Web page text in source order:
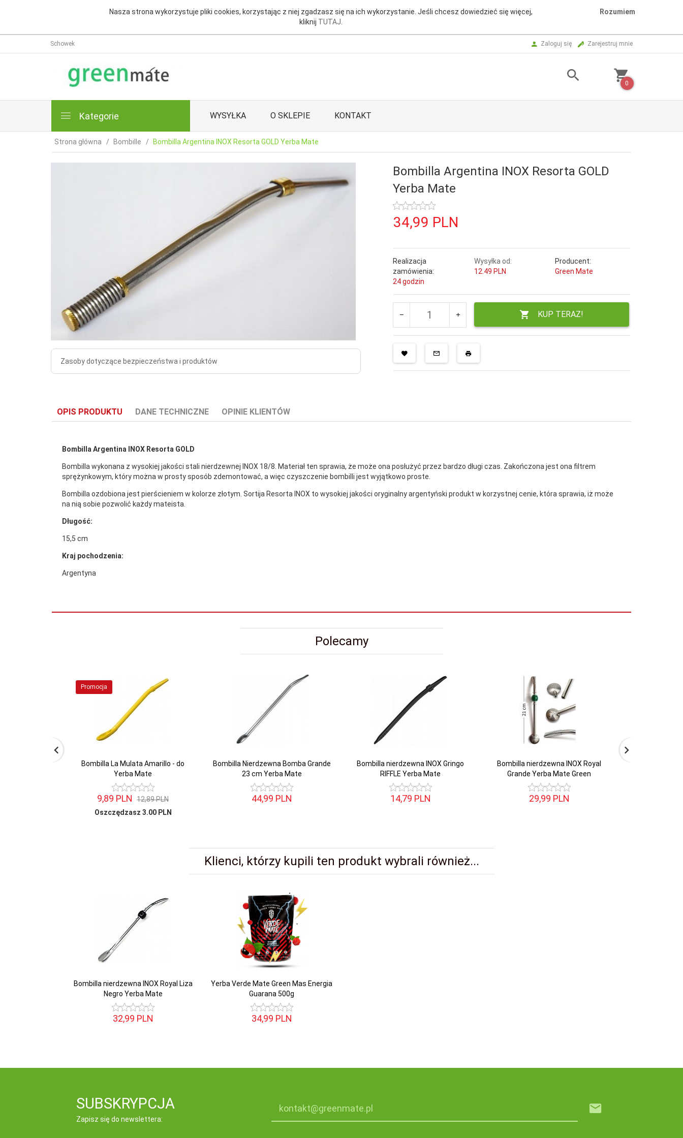
Nasza strona wykorzystuje pliki cookies, korzystając z niej zgadzasz się na ich wykorzystanie. Jeśli chcesz dowiedzieć się więcej,
kliknij TUTAJ.
Rozumiem
Schowek Zaloguj się Zarejestruj mnie
0
Kategorie WYSYŁKA O SKLEPIE KONTAKT
Strona główna Bombille Bombilla Argentina INOX Resorta GOLD Yerba Mate
Zasoby dotyczące bezpieczeństwa i produktów
Bombilla Argentina INOX Resorta GOLD
Yerba Mate
34,99 PLN
Realizacja
zamówienia:
24 godzin
Wysyłka od:
12.49 PLN
Producent:
Green Mate
KUP TERAZ!
OPIS PRODUKTU DANE TECHNICZNE OPINIE KLIENTÓW
Bombilla Argentina INOX Resorta GOLD
Bombilla wykonana z wysokiej jakości stali nierdzewnej INOX 18/8. Materiał ten sprawia, że może ona posłużyć przez bardzo długi czas. Zakończona jest ona filtrem
sprężynkowym, który można w prosty sposób zdemontować, a więc czyszczenie bombilli jest wyjątkowo proste.
Bombilla ozdobiona jest pierścieniem w kolorze złotym. Sortija Resorta INOX to wysokiej jakości oryginalny argentyński produkt w korzystnej cenie, która sprawia, iż może
na nią sobie pozwolić każdy mateista.
Długość:
15,5 cm
Kraj pochodzenia:
Argentyna
Nazwa
handlowa:
Polecamy
Promocja
Bombilla La Mulata Amarillo - do
Yerba Mate
9,89 PLN
12,89 PLN
Oszczędzasz 3.00 PLN
Bombilla Nierdzewna Bomba Grande
23 cm Yerba Mate
44,99 PLN
Bombilla nierdzewna INOX Gringo
RIFFLE Yerba Mate
14,79 PLN
Bombilla nierdzewna INOX Royal
Grande Yerba Mate Green
29,99 PLN
Klienci, którzy kupili ten produkt wybrali również...
Bombilla nierdzewna INOX Royal Liza
Negro Yerba Mate
32,99 PLN
Yerba Verde Mate Green Mas Energia
Guarana 500g
34,99 PLN
SUBSKRYPCJA
Zapisz się do newslettera:
kontakt@greenmate.pl